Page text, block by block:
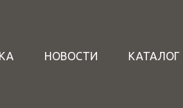
НОВОСТИ КАТАЛОГ